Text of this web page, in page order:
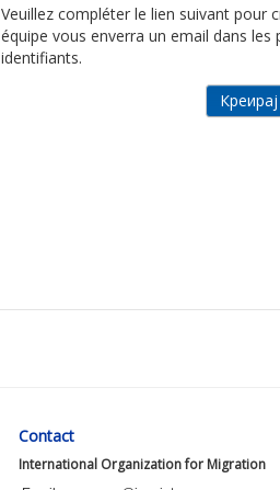
Veuillez compléter le lien suivant pour
équipe vous enverra un email dans les
identifiants.
Contact
International Organization for Migration